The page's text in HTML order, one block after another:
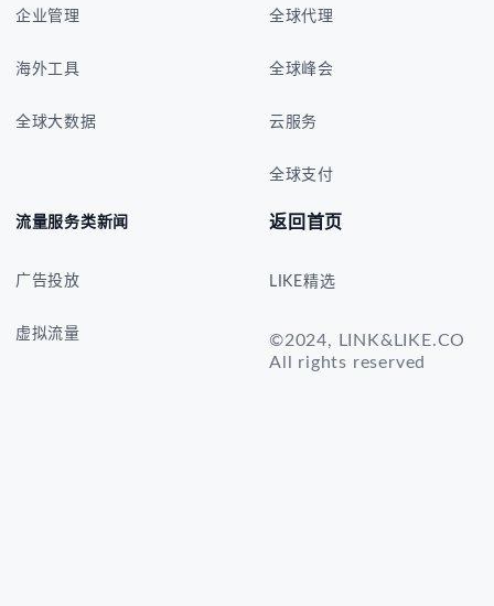
企业管理
海外工具
全球大数据
全球代理
全球峰会
云服务
全球支付
流量服务类新闻
广告投放
虚拟流量
返回首页
LIKE精选
©2024, LINK&LIKE.CO
All rights reserved